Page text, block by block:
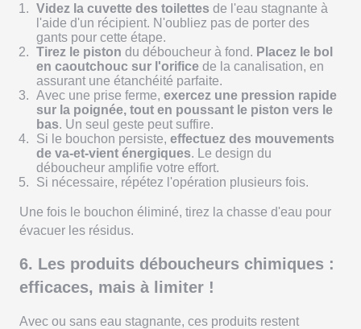
Videz la cuvette des toilettes de l'eau stagnante à
l'aide d'un récipient. N'oubliez pas de porter des
gants pour cette étape.
Tirez le piston du déboucheur à fond. Placez le bol
en caoutchouc sur l'orifice de la canalisation, en
assurant une étanchéité parfaite.
Avec une prise ferme, exercez une pression rapide
sur la poignée, tout en poussant le piston vers le
bas. Un seul geste peut suffire.
Si le bouchon persiste, effectuez des mouvements
de va-et-vient énergiques. Le design du
déboucheur amplifie votre effort.
Si nécessaire, répétez l'opération plusieurs fois.
Une fois le bouchon éliminé, tirez la chasse d'eau pour
évacuer les résidus.
6. Les produits déboucheurs chimiques :
efficaces, mais à limiter !
Avec ou sans eau stagnante, ces produits restent